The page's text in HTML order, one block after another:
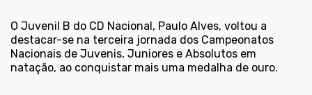
O Juvenil B do CD Nacional, Paulo Alves, voltou a
destacar-se na terceira jornada dos Campeonatos
Nacionais de Juvenis, Juniores e Absolutos em
natação, ao conquistar mais uma medalha de ouro.